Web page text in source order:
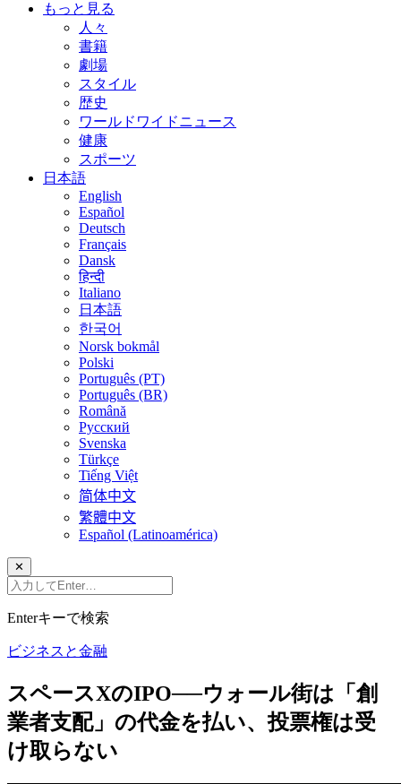
もっと見る
人々
書籍
劇場
スタイル
歴史
ワールドワイドニュース
健康
スポーツ
日本語
English
Español
Deutsch
Français
Dansk
हिन्दी
Italiano
日本語
한국어
Norsk bokmål
Polski
Português (PT)
Português (BR)
Română
Русский
Svenska
Türkçe
Tiếng Việt
简体中文
繁體中文
Español (Latinoamérica)
✕
Enterキーで検索
ビジネスと金融
スペースXのIPO──ウォール街は「創
業者支配」の代金を払い、投票権は受
け取らない